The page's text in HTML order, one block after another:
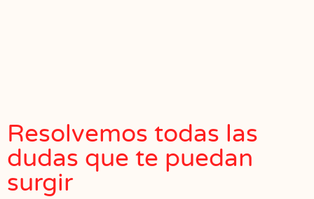
Resolvemos todas las
dudas que te puedan
surgir